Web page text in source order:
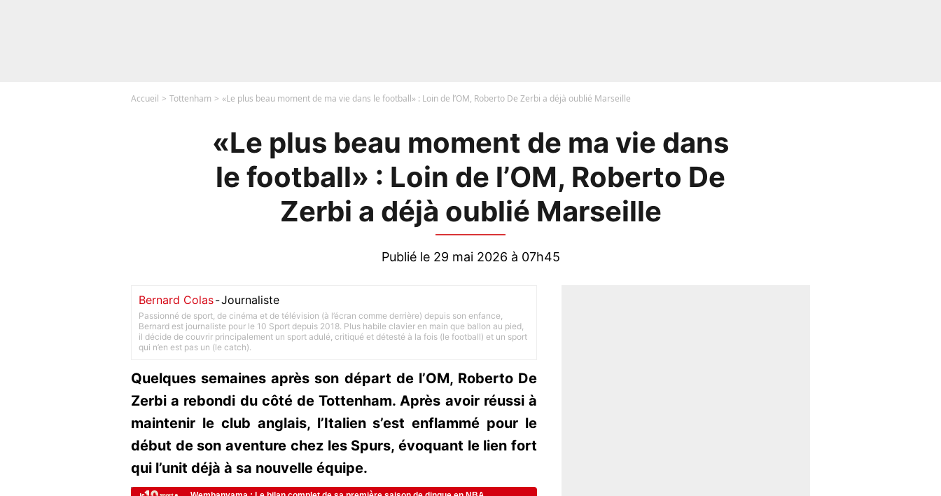
Accueil Tottenham «Le plus beau moment de ma vie dans le football» : Loin de l’OM, Roberto De Zerbi a déjà oublié Marseille
«Le plus beau moment de ma vie dans
le football» : Loin de l’OM, Roberto De
Zerbi a déjà oublié Marseille
Publié le 29 mai 2026 à 07h45
Bernard Colas-Journaliste
Passionné de sport, de cinéma et de télévision (à l’écran comme derrière) depuis son enfance,
Bernard est journaliste pour le 10 Sport depuis 2018. Plus habile clavier en main que ballon au pied,
il décide de couvrir principalement un sport adulé, critiqué et détesté à la fois (le football) et un sport
qui n’en est pas un (le catch).
Quelques semaines après son départ de l’OM, Roberto De
Zerbi a rebondi du côté de Tottenham. Après avoir réussi à
maintenir le club anglais, l’Italien s’est enflammé pour le
début de son aventure chez les Spurs, évoquant le lien fort
qui l’unit déjà à sa nouvelle équipe.